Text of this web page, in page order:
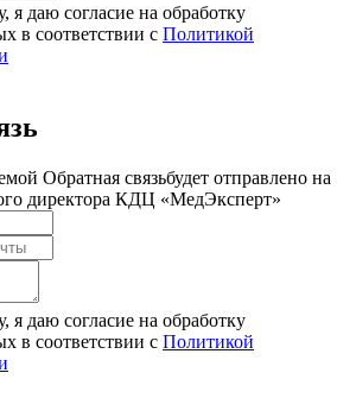
я даю согласие на обработку
в соответствии с Политикой
Обратная связьбудет отправлено на
директора КДЦ «МедЭксперт»
я даю согласие на обработку
в соответствии с Политикой